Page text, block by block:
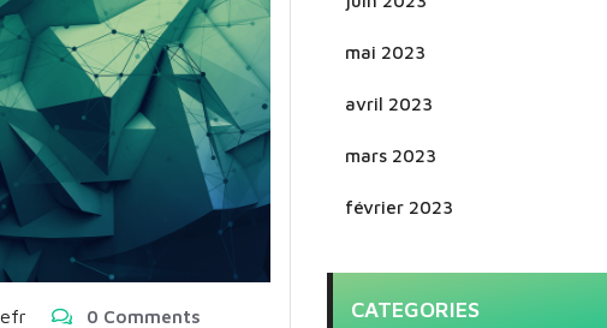
0 Comments
mai 2023
avril 2023
mars 2023
février 2023
CATEGORIES